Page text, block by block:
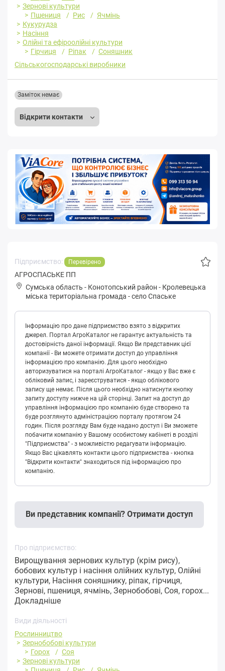
Зернові культури
Пшениця
Рис
Ячмінь
Кукурудза
Насіння
Олійні та ефіроолійні культури
Гірчиця
Ріпак
Соняшник
Сільськогосподарські виробники
Відкрити контакти
Заміток немає
Підприємство: Перевірено
АГРОСПАСЬКЕ ПП
Сумська область - Конотопський район - Кpoлeвeцькa
міська територіальна громада -село Спаське
Інформацію про дане підприємство взято з відкритих
джерел. Портал АгроКаталог не гарантує актуальність та
достовірність даної інформації. Якщо Ви представник цієї
компанії - Ви можете отримати доступ до управління
інформацією про компанію. Для цього необхідно
авторизуватися на порталі АгроКаталог - якщо у Вас вже є
обліковий запис, і зареєструватися - якщо облікового
запису ще немає. Після цього необхідно натиснути кнопку
запиту доступу нижче на цій сторінці. Запит на доступ до
управління інформацією про компанію буде створено та
буде розглянуто адміністрацією порталу протягом 24
годин. Після розгляду Вам буде надано доступ і Ви зможете
побачити компанію у Вашому особистому кабінеті в розділі
"Підприємства" - з можливістю редагувати інформацію.
Якщо Вас цікавлять контакти цього підприємства - кнопка
"Відкрити контакти" знаходиться під інформацією про
компанію.
Ви представник компанії? Отримати доступ
Про підприємство:
Вирощування зернових культур (крім рису),
бобових культур і насіння олійних культур, Олійні
культури, Насіння соняшнику, ріпак, гірчиця,
Зернові, пшениця, ячмінь, Зернобобові, Соя, горох...
Докладніше
Види діяльності
Рослинництво
Зернобобові культури
Горох
Соя
Зернові культури